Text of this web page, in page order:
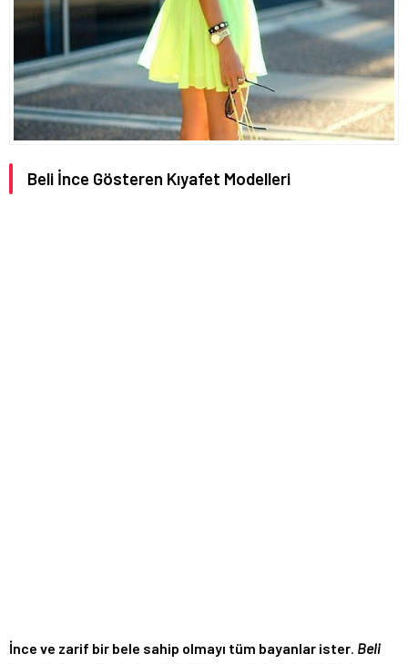
Beli İnce Gösteren Kıyafet Modelleri
İnce ve zarif bir bele sahip olmayı tüm bayanlar ister. Beli